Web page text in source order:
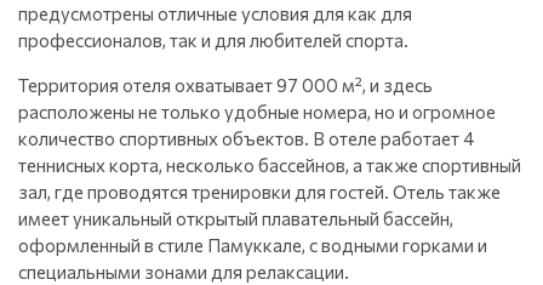
предусмотрены отличные условия для как для
профессионалов, так и для любителей спорта.
Территория отеля охватывает 97 000 м², и здесь
расположены не только удобные номера, но и огромное
количество спортивных объектов. В отеле работает 4
теннисных корта, несколько бассейнов, а также спортивный
зал, где проводятся тренировки для гостей. Отель также
имеет уникальный открытый плавательный бассейн,
оформленный в стиле Памуккале, с водными горками и
специальными зонами для релаксации.